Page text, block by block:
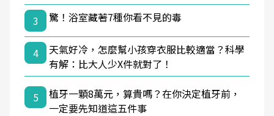
3
驚！浴室藏著7種你看不見的毒
4
天氣好冷，怎麼幫小孩穿衣服比較適當？科學
有解：比大人少X件就對了！
5
植牙一顆8萬元，算貴嗎？在你決定植牙前，
一定要先知道這五件事